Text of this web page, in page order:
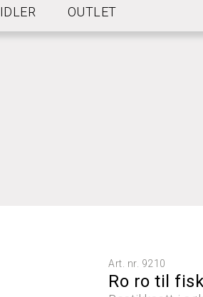
OUTLET
Art. nr. 9210
Ro ro til